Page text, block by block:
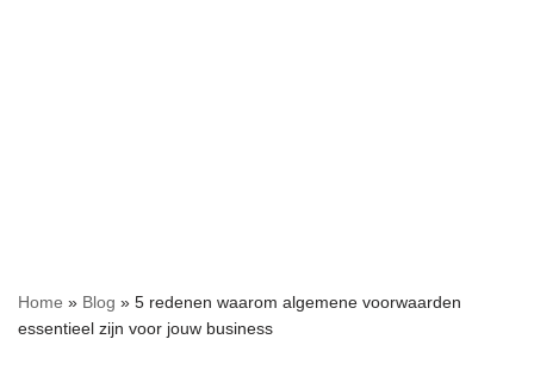
Home » Blog » 5 redenen waarom algemene voorwaarden
essentieel zijn voor jouw business